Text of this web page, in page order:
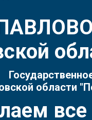
области